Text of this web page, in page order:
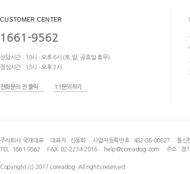
CUSTOMER CENTER
1661-9562
상담시간 : 10시 - 오후 6시 (토,일, 공휴일 휴무)
점심시간 : 13시 - 오후 2시
전화문의 전 클릭 1:1문의하기
주식회사 국개대표 대표자 : 신동화 사업자등록번호 : 482-86-00827
통신
TEL: 1661-9562
FAX: 02-2234-2816 help@coreadog.com 주소 : 경
Copyright (c) 2017 coreadog. All rights reserved.